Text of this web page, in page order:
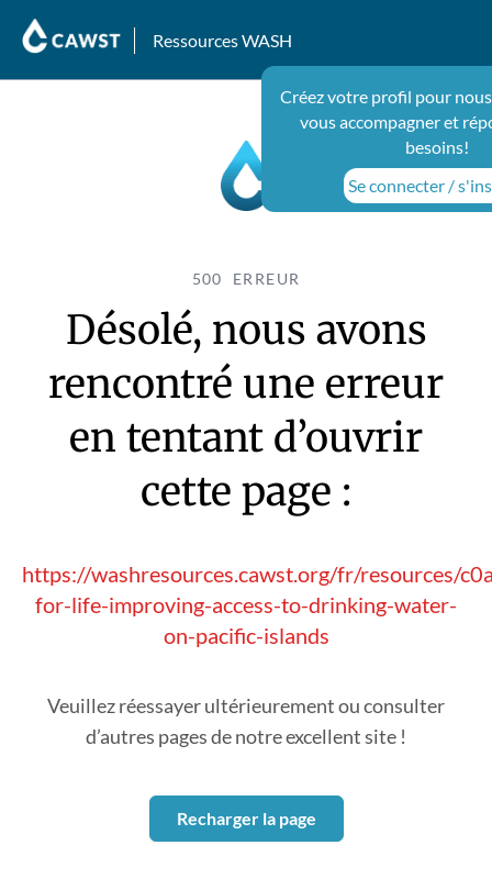
Ressources WASH
Créez votre profil pour
vous accompagner et
besoins!
Se connecter /
500 ERREUR
Désolé, nous avons
rencontré une erreur
en tentant d’ouvrir
cette page :
https://washresources.cawst.org/fr/resources/
for-life-improving-access-to-drinking-water-
on-pacific-islands
Veuillez réessayer ultérieurement ou consulter
d’autres pages de notre excellent site !
Recharger la page